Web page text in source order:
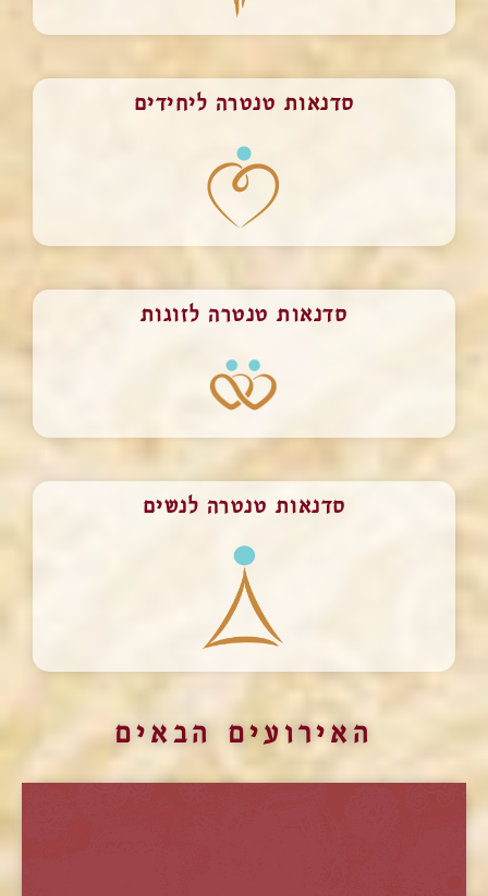
סדנאות טנטרה ליחידים
סדנאות טנטרה לזוגות
סדנאות טנטרה לנשים
האירועים הבאים